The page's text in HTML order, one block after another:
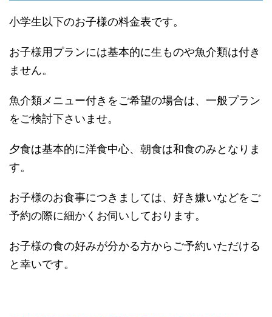
小学生以下のお子様の料金表です。
お子様用プランには基本的に生ものや魚介類は付き
ません。
魚介類メニュー付きをご希望の場合は、一般プラン
をご検討下さいませ。
夕食は基本的に洋食中心、朝食は和食のみとなりま
す。
お子様のお食事につきましては、好き嫌いなどをご
予約の際に細かくお伺いしております。
お子様の食の好みが分かる方からご予約いただける
と幸いです。